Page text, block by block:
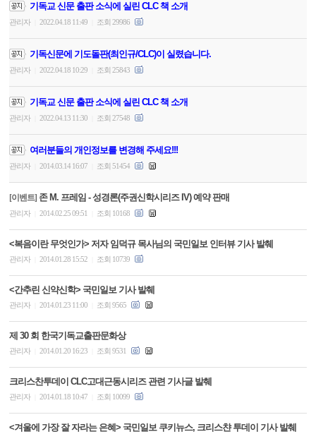
기독교 신문 출판 소식에 실린 CLC 책 소개
관리자 2022.04.18 11:49 조회 29986
기독신문에 기도돌판(최인규/CLC)이 실렸습니다.
관리자 2022.04.18 10:29 조회 25843
기독교 신문 출판 소식에 실린 CLC 책 소개
관리자 2022.04.13 11:30 조회 27548
여러분들의 개인정보를 변경해 주세요!!!
관리자 2014.03.14 16:07 조회 51454
[이벤트] 존 M. 프레임 - 성경론(주권신학시리즈 IV) 예약 판매
관리자 2014.02.25 09:51 조회 10168
<복음이란 무엇인가> 저자 임덕규 목사님의 국민일보 인터뷰 기사 발췌
관리자 2014.01.28 15:52 조회 10739
<간추린 신약신학> 국민일보 기사 발췌
관리자 2014.01.23 11:00 조회 9565
제 30 회 한국기독교출판문화상
관리자 2014.01.20 16:23 조회 9531
크리스찬투데이 CLC고대근동시리즈 관련 기사글 발췌
관리자 2014.01.18 10:47 조회 10099
<겨울에 가장 잘 자라는 은혜> 국민일보 쿠키뉴스, 크리스챤 투데이 기사 발췌